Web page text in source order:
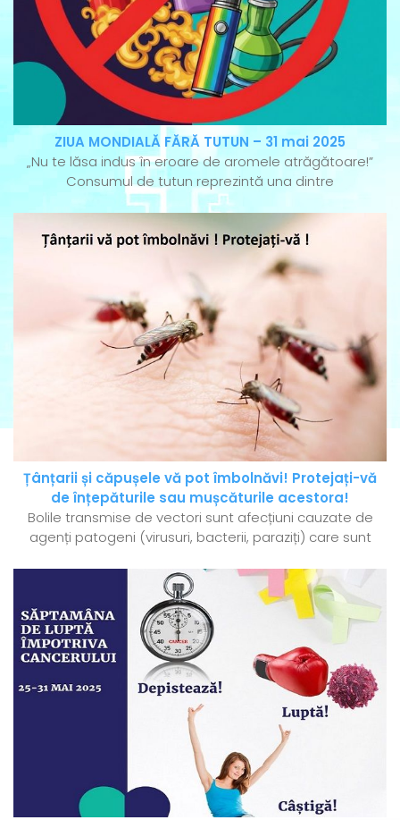
ZIUA MONDIALĂ FĂRĂ TUTUN – 31 mai 2025
„Nu te lăsa indus în eroare de aromele atrăgătoare!”
Consumul de tutun reprezintă una dintre
Țânțarii și căpușele vă pot îmbolnăvi! Protejați-vă
de înțepăturile sau mușcăturile acestora!
Bolile transmise de vectori sunt afecțiuni cauzate de
agenți patogeni (virusuri, bacterii, paraziți) care sunt